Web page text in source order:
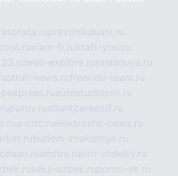
prazdnikdushi.ru
ciam-fr.rukraft-you.ru
web-explore.ru rastenuya.ru
strah-news.rufreeride-team.ru
autostudiopro.ru
pornv.ruatlantpereezd.ru
a-cdc.ruelektrostal-news.ru
budem-znakomye.ru
emfire.rupro-otdelky.ru
seks-uzbek.ruporno-vk.ru